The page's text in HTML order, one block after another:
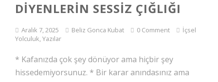
DIYENLERIN SESSIZ ÇIĞLIĞI
Aralık 7, 2025 Beliz Gonca Kubat 0 Comment
İçsel
Yolculuk,Yazılar
* Kafanızda çok şey dönüyor ama hiçbir şey
hissedemiyorsunuz. * Bir karar anındasınız ama